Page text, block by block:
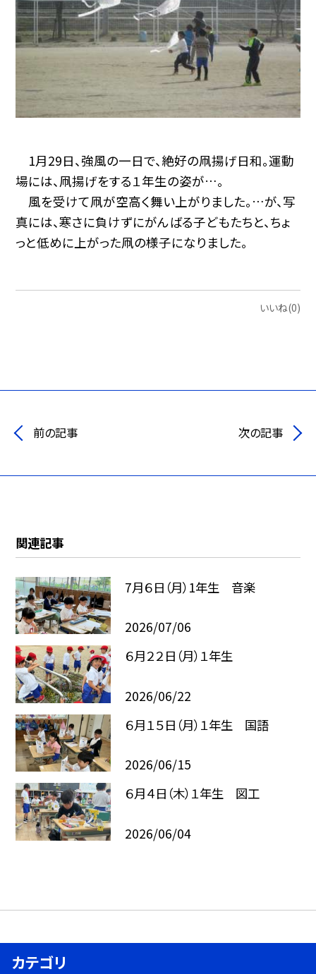
1月29日、強風の一日で、絶好の凧揚げ日和。運動
場には、凧揚げをする１年生の姿が…。
風を受けて凧が空高く舞い上がりました。…が、写
真には、寒さに負けずにがんばる子どもたちと、ちょ
っと低めに上がった凧の様子になりました。
いいね(0)
前の記事 次の記事
関連記事
7月６日（月）1年生 音楽
2026/07/06
６月２２日（月）１年生
2026/06/22
６月１５日（月）１年生 国語
2026/06/15
６月４日（木）１年生 図工
2026/06/04
カテゴリ